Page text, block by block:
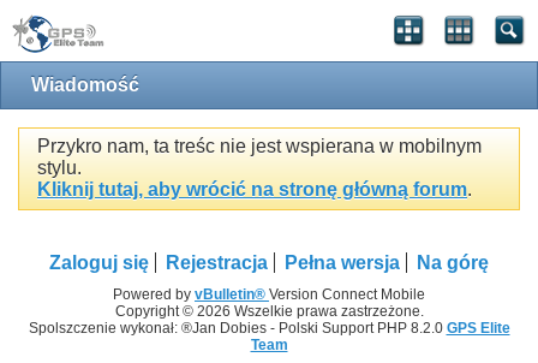
Wiadomość
Przykro nam, ta treśc nie jest wspierana w mobilnym
stylu.
Kliknij tutaj, aby wrócić na stronę główną forum.
Zaloguj się Rejestracja Pełna wersja Na górę
Powered by vBulletin® Version Connect Mobile
Copyright © 2026 Wszelkie prawa zastrzeżone.
Spolszczenie wykonał: ®Jan Dobies - Polski Support PHP 8.2.0 GPS Elite
Team